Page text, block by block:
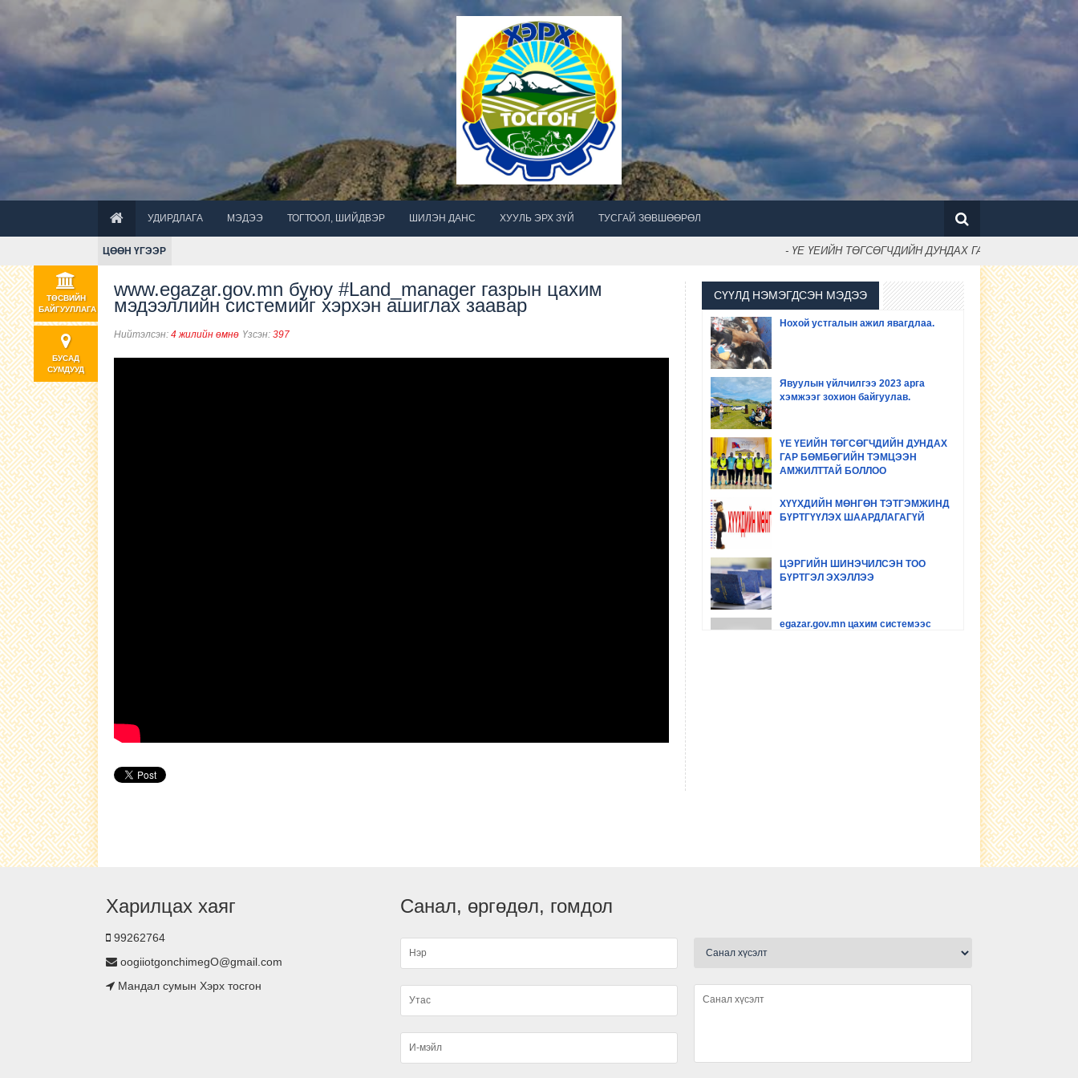
УДИРДЛАГА МЭДЭЭ ТОГТООЛ, ШИЙДВЭР ШИЛЭН ДАНС ХУУЛЬ ЭРХ ЗҮЙ ТУСГАЙ ЗӨВШӨӨРӨЛ
ЦӨӨН ҮГЭЭР - ҮЕ ҮЕИЙН ТӨГСӨГЧДИЙН ДУНДАХ ГАР БӨМБӨГИЙН
БУСАД
СУМДУУД
ТӨСВИЙН
БАЙГУУЛЛАГА
www.egazar.gov.mn буюу #Land_manager газрын цахим
мэдээллийн системийг хэрхэн ашиглах заавaр
Нийтэлсэн: 4 жилийн өмнө Үзсэн: 397
СҮҮЛД НЭМЭГДСЭН МЭДЭЭ
Нохой устгалын ажил явагдлаа.
Явуулын үйлчилгээ 2023 арга
хэмжээг зохион байгуулав.
ҮЕ ҮЕИЙН ТӨГСӨГЧДИЙН ДУНДАХ
ГАР БӨМБӨГИЙН ТЭМЦЭЭН
АМЖИЛТТАЙ БОЛЛОО
ХҮҮХДИЙН МӨНГӨН ТЭТГЭМЖИНД
БҮРТГҮҮЛЭХ ШААРДЛАГАГҮЙ
ЦЭРГИЙН ШИНЭЧИЛСЭН ТОО
БҮРТГЭЛ ЭХЭЛЛЭЭ
egazar.gov.mn цахим системээс
Алтан намар -2022 үзэсгэлэн
нөхөрсөг тэмцээнийг амжилттай
Харилцах хаяг
99262764
oogiiotgonchimegO@gmail.com
Мандал сумын Хэрх тосгон
Санал, өргөдөл, гомдол